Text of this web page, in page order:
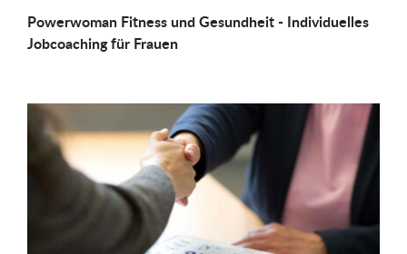
Powerwoman Fitness und Gesund­heit - Individu­elles
Job­coaching für Frauen